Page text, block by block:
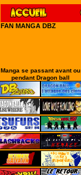
FAN MANGA DBZ
Manga se passant avant ou
pendant Dragon ball